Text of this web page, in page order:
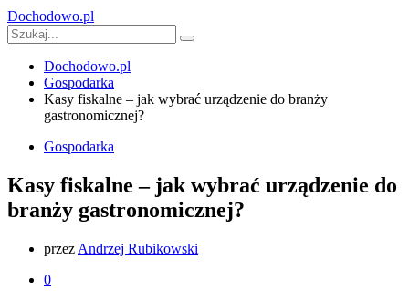
Dochodowo.pl
Dochodowo.pl
Gospodarka
Kasy fiskalne – jak wybrać urządzenie do branży
gastronomicznej?
Gospodarka
Kasy fiskalne – jak wybrać urządzenie do
branży gastronomicznej?
przez Andrzej Rubikowski
0